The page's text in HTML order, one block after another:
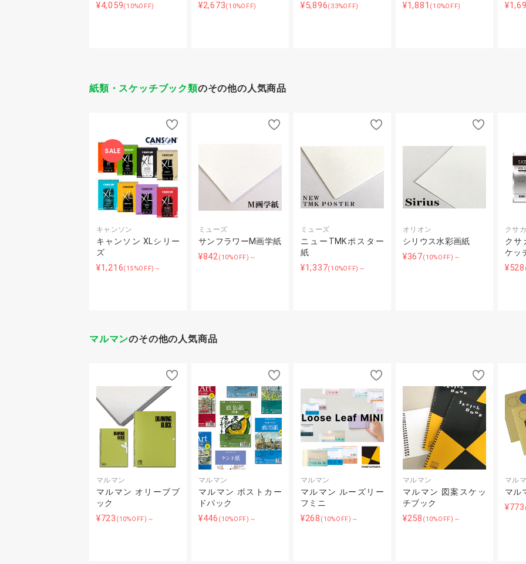
¥4,059(10%OFF) ¥2,673(10%OFF) ¥5,896(33%OFF) ¥1,881 (10%OFF)
紙類・スケッチブック類のその他の人気商品
SALE
キャンソン
キャンソン XLシリー
ズ
¥1,216(15%OFF)～
ミューズ
サンフラワーM画学紙
¥842(10%OFF)～
ミューズ
ニューTMKポスター
紙
¥1,337(10%OFF)～
オリオン
シリウス水彩画紙
¥367(10%OFF)～
クサ
クサ
ケッ
¥528
マルマンのその他の人気商品
マルマン
マルマン オリーブブ
ック
¥723 (10%OFF)～
マルマン
マルマン ポストカー
ドパック
¥446 (10%OFF)～
マルマン
マルマン ルーズリー
フミニ
¥268 (10%OFF)～
マルマン
マルマン 図案スケッ
チブック
¥258 (10%OFF)～
マル
マル
¥773